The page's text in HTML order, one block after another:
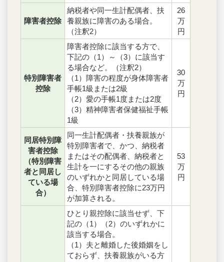
障害者控除
納税者や同一生計配偶者、扶
養親族に障害のある場合。
（注釈2）
26
万
円
特別障害者
控除
障害者控除に該当する方で、
下記の（1）～（3）に該当す
る場合など。（注釈2）
（1）障害の程度が身体障害者
手帳1級または2級
（2）愛の手帳1度または2度
（3）精神障害者保健福祉手帳
1級
30
万
円
同居特別障
害者控除
（特別障害
者と同居し
ている場
合）
同一生計配偶者・扶養親族が
特別障害者で、かつ、納税者
またはその配偶者、納税者と
生計を一にするその他の親族
のいずれかと同居している場
合、特別障害者控除に23万円
が加算される。
53
万
円
ひとり親控除に該当せず、下
記の（1）（2）のいずれかに
該当する場合。
（1）夫と離婚した後婚姻をし
ておらず、扶養親族がいる方